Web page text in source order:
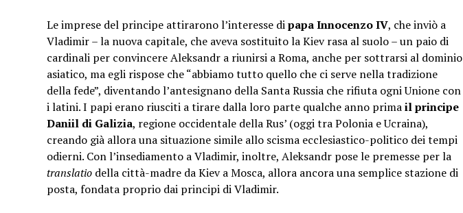
Le imprese del principe attirarono l’interesse dipapa Innocenzo IV, che inviò a
Vladimir – la nuova capitale, che aveva sostituito la Kiev rasa al suolo – un paio di
cardinali per convincere Aleksandr a riunirsi a Roma, anche per sottrarsi al dominio
asiatico, ma egli rispose che “abbiamo tutto quello che ci serve nella tradizione
della fede”, diventando l’antesignano della Santa Russia che rifiuta ogni Unione con
i latini. I papi erano riusciti a tirare dalla loro parte qualche anno primail principe
Daniil di Galizia, regione occidentale della Rus’ (oggi tra Polonia e Ucraina),
creando già allora una situazione simile allo scisma ecclesiastico-politico dei tempi
odierni. Con l’insediamento a Vladimir, inoltre, Aleksandr pose le premesse per la
translatiodella città-madre da Kiev a Mosca, allora ancora una semplice stazione di
posta, fondata proprio dai principi di Vladimir.